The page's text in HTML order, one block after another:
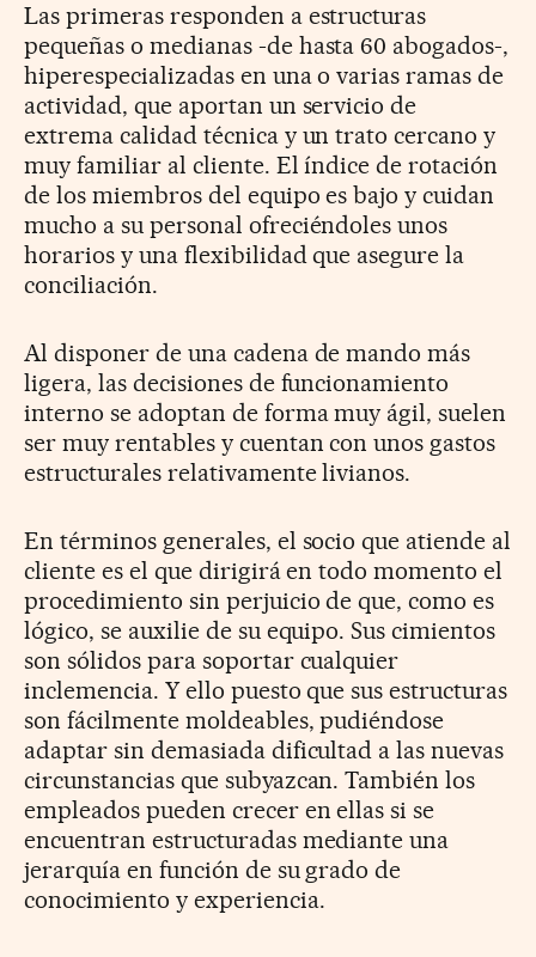
Las primeras responden a estructuras
pequeñas o medianas -de hasta 60 abogados-,
hiperespecializadas en una o varias ramas de
actividad, que aportan un servicio de
extrema calidad técnica y un trato cercano y
muy familiar al cliente. El índice de rotación
de los miembros del equipo es bajo y cuidan
mucho a su personal ofreciéndoles unos
horarios y una flexibilidad que asegure la
conciliación.
Al disponer de una cadena de mando más
ligera, las decisiones de funcionamiento
interno se adoptan de forma muy ágil, suelen
ser muy rentables y cuentan con unos gastos
estructurales relativamente livianos.
En términos generales, el socio que atiende al
cliente es el que dirigirá en todo momento el
procedimiento sin perjuicio de que, como es
lógico, se auxilie de su equipo. Sus cimientos
son sólidos para soportar cualquier
inclemencia. Y ello puesto que sus estructuras
son fácilmente moldeables, pudiéndose
adaptar sin demasiada dificultad a las nuevas
circunstancias que subyazcan. También los
empleados pueden crecer en ellas si se
encuentran estructuradas mediante una
jerarquía en función de su grado de
conocimiento y experiencia.